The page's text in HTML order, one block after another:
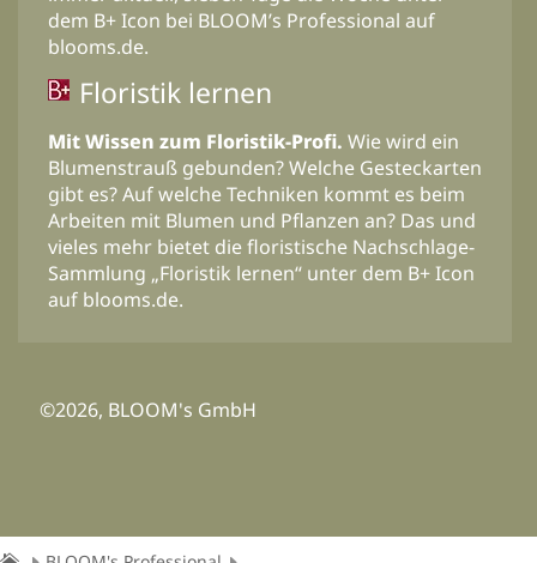
dem B+ Icon bei BLOOM’s Professional auf
blooms.de.
Floristik lernen
Mit Wissen zum Floristik-Profi. Wie wird ein
Blumenstrauß gebunden? Welche Gesteckarten
gibt es? Auf welche Techniken kommt es beim
Arbeiten mit Blumen und Pflanzen an? Das und
vieles mehr bietet die floristische Nachschlage-
Sammlung „Floristik lernen“ unter dem B+ Icon
auf blooms.de.
©2026, BLOOM's GmbH